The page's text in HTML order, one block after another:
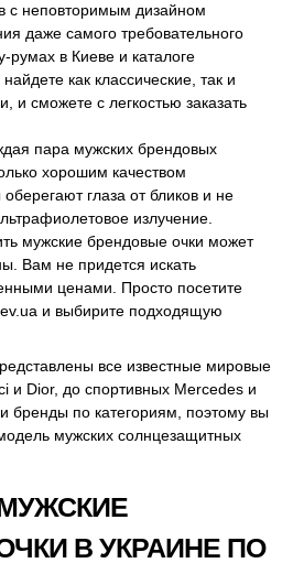
с неповторимым дизайном
даже самого требовательного
в Киеве и каталоге
как классические, так и
и сможете с легкостью заказать
пара мужских брендовых
хорошим качеством
глаза от бликов и не
излучение.
мужские брендовые очки может
Вам не придется искать
ценами. Просто посетите
и выбирите подходящую
все известные мировые
и Dior, до спортивных Mercedes и
бренды по категориям, поэтому вы
мужских солнцезащитных
В УКРАИНЕ ПО